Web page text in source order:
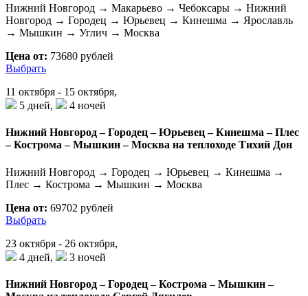
Нижний Новгород → Макарьево → Чебоксары → Нижний
Новгород → Городец → Юрьевец → Кинешма → Ярославль
→ Мышкин → Углич → Москва
Цена от: 73680 рублей
Выбрать
11 октября - 15 октября,
5 дней,
4 ночей
Нижний Новгород – Городец – Юрьевец – Кинешма – Плес
– Кострома – Мышкин – Москва на теплоходе Тихий Дон
Нижний Новгород → Городец → Юрьевец → Кинешма →
Плес → Кострома → Мышкин → Москва
Цена от: 69702 рублей
Выбрать
23 октября - 26 октября,
4 дней,
3 ночей
Нижний Новгород – Городец – Кострома – Мышкин –